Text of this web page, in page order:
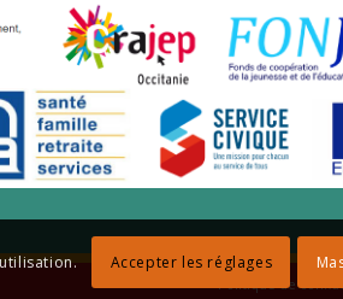
Politique de
Accepter les réglages